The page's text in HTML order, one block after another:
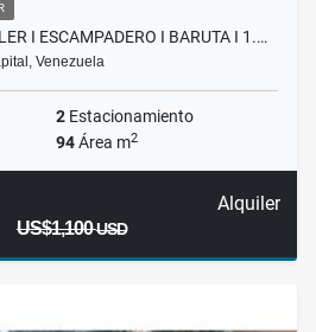
I ESCAMPADERO I BARUTA I 1.…
Venezuela
2 Estacionamiento
94Área m2
Alquiler
US$1,100USD